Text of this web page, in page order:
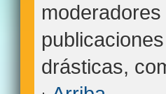
drásticas,